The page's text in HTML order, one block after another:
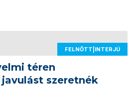
FELNŐTT|INTERJÚ
téren
szeretnék